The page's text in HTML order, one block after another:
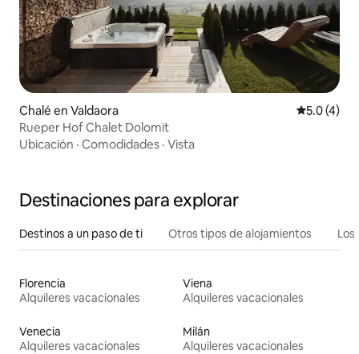
Chalé en Valdaora
5.0 (4)
Rueper Hof Chalet Dolomit
Ubicación · Comodidades · Vista
Destinaciones para explorar
Destinos a un paso de ti Otros tipos de alojamientos
Florencia
Alquileres vacacionales
Viena
Alquileres vacacionales
Venecia
Alquileres vacacionales
Milán
Alquileres vacacionales